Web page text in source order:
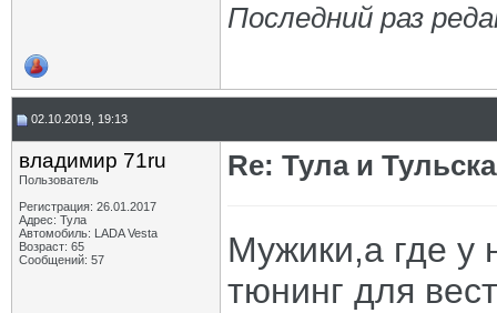
Последний раз
02.10.2019, 19:13
владимир 71ru
Пользователь
Регистрация: 26.01.2017
Адрес: Тула
Автомобиль: LADA Vesta
Возраст: 65
Сообщений: 57
Re: Тула и
Мужики,а где у
тюнинг для